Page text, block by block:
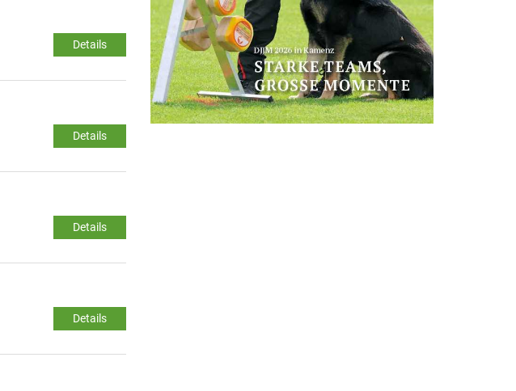
Details
Details
Details
Details